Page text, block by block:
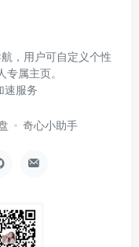
，用户可自定义个性
属主页。
速服务
奇心小助手